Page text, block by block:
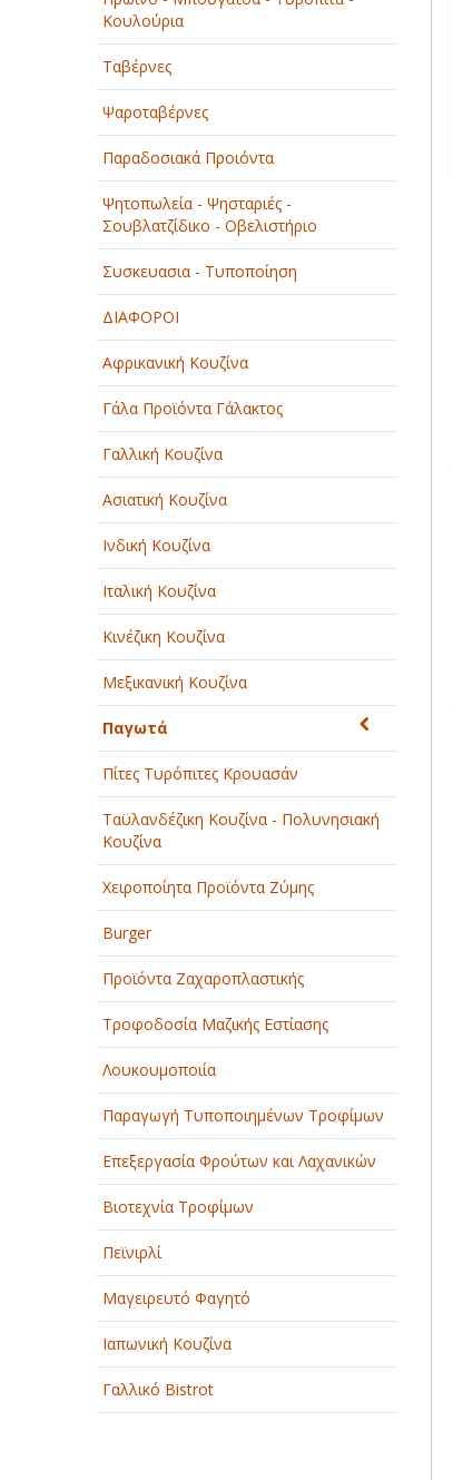
ΠΑΡΟΧΗ ΥΠΗΡΕΣΙΩΝ
ΤΕΧΝΙΚΑ - ΚΑΤΑΣΚΕΥΑΣΤΙΚΑ
ΤΕΧΝΟΛΟΓΙΑ
ΥΓΕΙΑ - ΙΑΤΡΟΙ
ΦΑΓΗΤΟ
Κουλούρια
Ταβέρνες
Ψαροταβέρνες
Παραδοσιακά Προιόντα
Ψητοπωλεία - Ψησταριές -
Σουβλατζίδικο - Οβελιστήριο
Συσκευασια - Τυποποίηση
ΔΙΑΦΟΡΟΙ
Αφρικανική Κουζίνα
Γάλα Προϊόντα Γάλακτος
Γαλλική Κουζίνα
Ασιατική Κουζίνα
Ινδική Κουζίνα
Ιταλική Κουζίνα
Κινέζικη Κουζίνα
Μεξικανική Κουζίνα
Παγωτά
Πίτες Τυρόπιτες Κρουασάν
Ταϋλανδέζικη Κουζίνα - Πολυνησιακή
Κουζίνα
Χειροποίητα Προϊόντα Ζύμης
Burger
Προϊόντα Ζαχαροπλαστικής
Τροφοδοσία Μαζικής Εστίασης
Λουκουμοποιία
Παραγωγή Τυποποιημένων Τροφίμων
Επεξεργασία Φρούτων και Λαχανικών
Βιοτεχνία Τροφίμων
Πεϊνιρλί
Μαγειρευτό Φαγητό
Ιαπωνική Κουζίνα
Γαλλικό Bistrot